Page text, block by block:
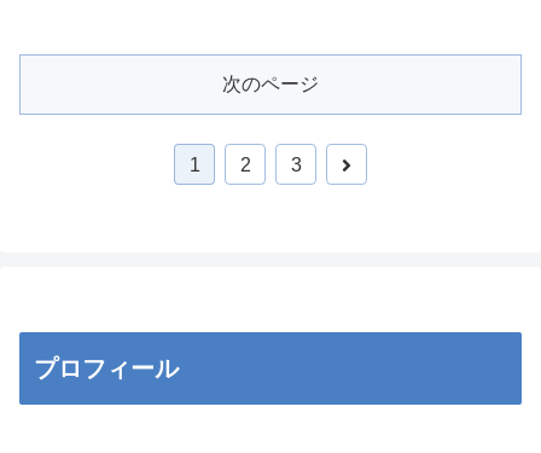
次のページ
1 2 3
次
プロフィール